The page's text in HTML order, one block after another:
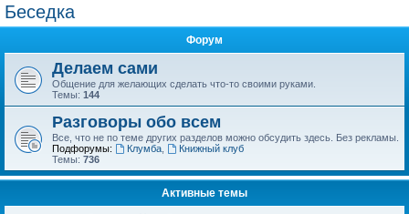
Беседка
Форум
Делаем сами
Общение для желающих сделать что-то своими руками.
Темы: 144
Разговоры обо всем
Все, что не по теме других разделов можно обсудить здесь. Без рекламы.
Подфорумы:
Клумба,
Книжный клуб
Темы: 736
Активные темы